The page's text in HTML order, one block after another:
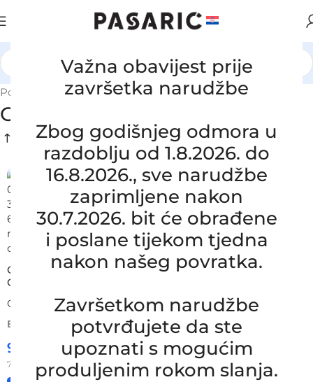
Važna obavijest prije
završetka narudžbe
Zbog godišnjeg odmora u
razdoblju od 1.8.2026. do
16.8.2026., sve narudžbe
zaprimljene nakon
30.7.2026. bit će obrađene
i poslane tijekom tjedna
nakon našeg povratka.
Završetkom narudžbe
potvrđujete da ste
upoznati s mogućim
produljenim rokom slanja.
Početna OPEL
OPEL
OPEL MERIVA A MPV 1.7 CDTI, 000041721, 395294952,
GM13128695, zamjensko crijevo grijanja.
OPEL
BROJ ZA NARUDŽBU:SKU: 3-2-11/s/ob
97,50 £ $ ¥ A$
78,00 €ex VAT